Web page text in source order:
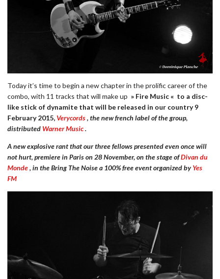
Today it’s time to begin a new chapter in the prolific career of the
combo, with 11 tracks that will make up » Fire Music « to a disc-
like stick of dynamite that will be released in our country 9
February 2015, Verycords, the new french label of the group,
distributed Warner Music.
A new explosive rant that our three fellows presented even once will
not hurt, premiere in Paris on 28 November, on the stage ofDivan du
Monde, in theBring The Noisea 100% free event organized byYes
FM